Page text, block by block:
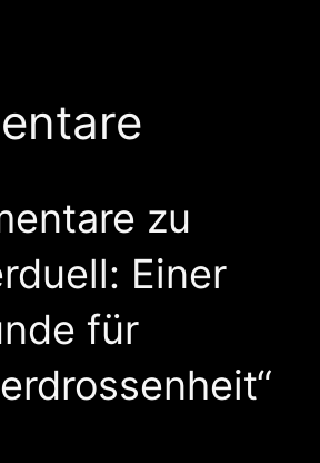
zu
Einer
für